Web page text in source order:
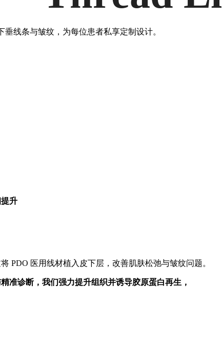
线条与皱纹，为每位患者私享定制设计。
升
PDO 医用线材植入皮下层，改善肌肤松弛与皱纹问题。
准诊断，我们强力提升组织并诱导胶原蛋白再生，